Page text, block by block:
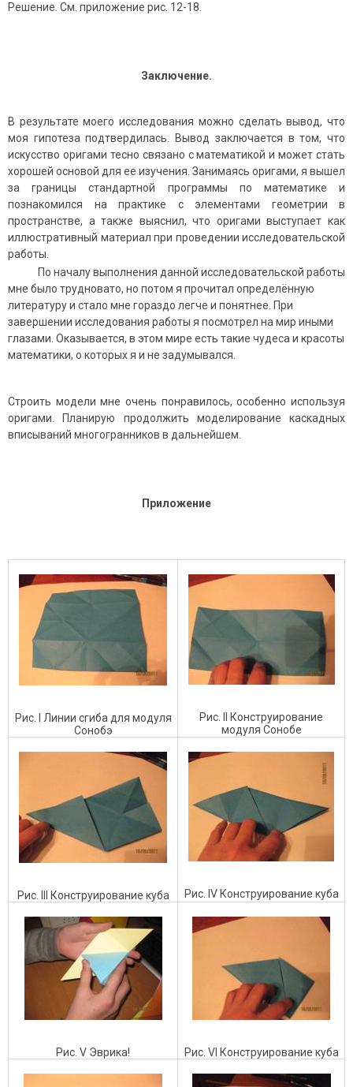
Решение. См. приложение рис. 12-18.
Заключение.
В результате моего исследования можно сделать вывод, что
моя гипотеза подтвердилась. Вывод заключается в том, что
искусство оригами тесно связано с математикой и может стать
хорошей основой для ее изучения. Занимаясь оригами, я вышел
за границы стандартной программы по математике и
познакомился на практике с элементами геометрии в
пространстве, а также выяснил, что оригами выступает как
иллюстративный материал при проведении исследовательской
работы.
По началу выполнения данной исследовательской работы
мне было трудновато, но потом я прочитал определённую
литературу и стало мне гораздо легче и понятнее. При
завершении исследования работы я посмотрел на мир иными
глазами. Оказывается, в этом мире есть такие чудеса и красоты
математики, о которых я и не задумывался.
Строить модели мне очень понравилось, особенно используя
оригами. Планирую продолжить моделирование каскадных
вписываний многогранников в дальнейшем.
Приложение
Рис. I Линии сгиба для модуля
Сонобэ
Рис. II Конструирование
модуля Сонобе
Рис. III Конструирование куба Рис. IV Конструирование куба
Рис. V Эврика! Рис. VI Конструирование куба